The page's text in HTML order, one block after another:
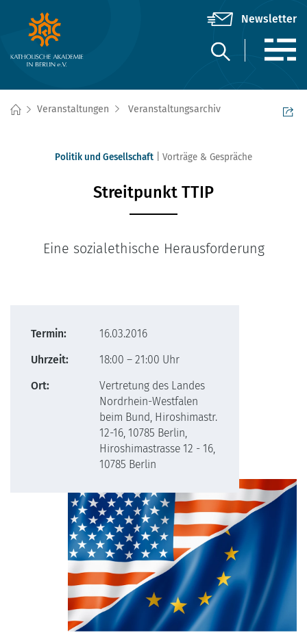
Veranstaltungen Veranstaltungsarchiv
Politik und Gesellschaft Vorträge & Gespräche
Streitpunkt TTIP
Eine sozialethische Herausforderung
Termin:
16.03.2016
Uhrzeit:
18:00 – 21:00 Uhr
Ort:
Vertretung des Landes
Nordrhein-Westfalen
beim Bund, Hiroshimastr.
12-16, 10785 Berlin,
Hiroshimastrasse 12 - 16,
10785 Berlin